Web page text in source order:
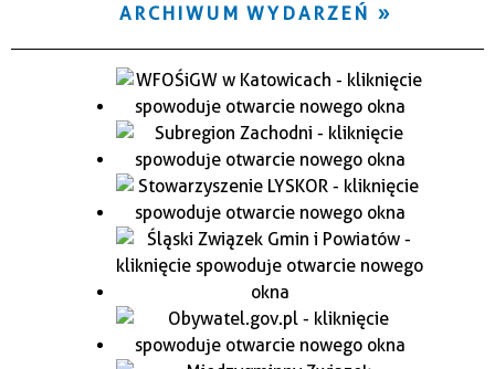
ARCHIWUM WYDARZEŃ